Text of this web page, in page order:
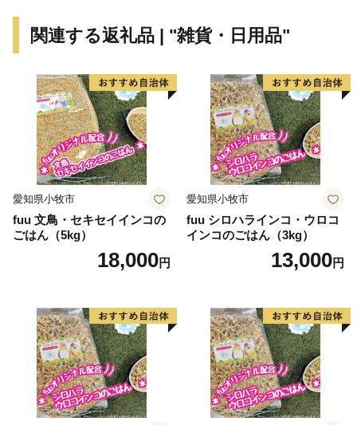
ぜひ、東大阪市のページをご覧ください。
================================
東大阪市ふるさと納税事務局
TEL：050-3786-2591
contact-higashiosaka@hakuhodo.co.jp
営業時間 9:00～18:00（※土日祝日・年末年始期間休
み）
================================
関連する返礼品 | "雑貨・日用品"
愛知県小牧市
fuu 文鳥・セキセイインコの
ごはん（5kg）
18,000円
愛知県小牧市
fuu シロハラインコ・ウロコ
インコのごはん（3kg）
13,000円